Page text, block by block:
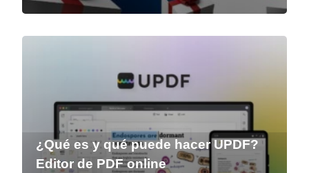
¿Qué es y qué puede hacer UPDF?
Editor de PDF online